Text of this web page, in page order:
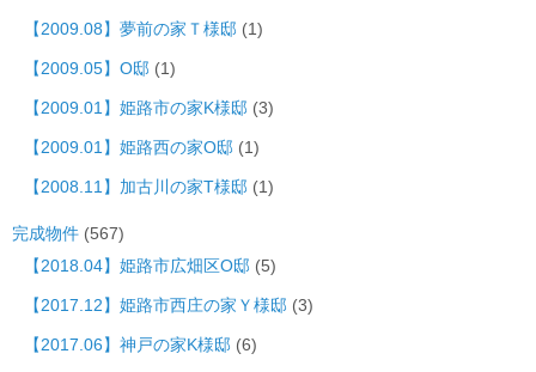
【2009.08】夢前の家Ｔ様邸 (1)
【2009.05】O邸 (1)
【2009.01】姫路市の家K様邸 (3)
【2009.01】姫路西の家O邸 (1)
【2008.11】加古川の家T様邸 (1)
完成物件 (567)
【2018.04】姫路市広畑区O邸 (5)
【2017.12】姫路市西庄の家Ｙ様邸 (3)
【2017.06】神戸の家K様邸 (6)